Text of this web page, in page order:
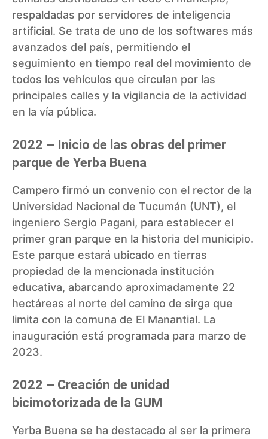
respaldadas por servidores de inteligencia
artificial. Se trata de uno de los softwares más
avanzados del país, permitiendo el
seguimiento en tiempo real del movimiento de
todos los vehículos que circulan por las
principales calles y la vigilancia de la actividad
en la vía pública.
2022 – Inicio de las obras del primer
parque de Yerba Buena
Campero firmó un convenio con el rector de la
Universidad Nacional de Tucumán (UNT), el
ingeniero Sergio Pagani, para establecer el
primer gran parque en la historia del municipio.
Este parque estará ubicado en tierras
propiedad de la mencionada institución
educativa, abarcando aproximadamente 22
hectáreas al norte del camino de sirga que
limita con la comuna de El Manantial. La
inauguración está programada para marzo de
2023.
2022 – Creación de unidad
bicimotorizada de la GUM
Yerba Buena se ha destacado al ser la primera